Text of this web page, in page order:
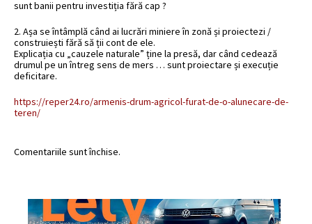
sunt banii pentru investiția fără cap ?
2. Așa se întâmplă când ai lucrări miniere în zonă și proiectezi /
construiești fără să ții cont de ele.
Explicația cu „cauzele naturale” ține la presă, dar când cedează
drumul pe un întreg sens de mers … sunt proiectare și execuție
deficitare.
https://reper24.ro/armenis-drum-agricol-furat-de-o-alunecare-de-
teren/
Comentariile sunt închise.